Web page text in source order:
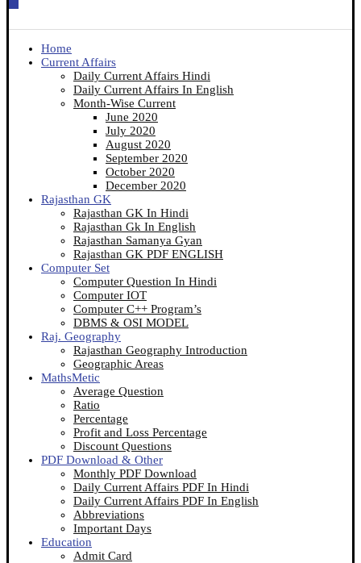
Home
Current Affairs
Daily Current Affairs Hindi
Daily Current Affairs In English
Month-Wise Current
June 2020
July 2020
August 2020
September 2020
October 2020
December 2020
Rajasthan GK
Rajasthan GK In Hindi
Rajasthan Gk In English
Rajasthan Samanya Gyan
Rajasthan GK PDF ENGLISH
Computer Set
Computer Question In Hindi
Computer IOT
Computer C++ Program’s
DBMS & OSI MODEL
Raj. Geography
Rajasthan Geography Introduction
Geographic Areas
MathsMetic
Average Question
Ratio
Percentage
Profit and Loss Percentage
Discount Questions
PDF Download & Other
Monthly PDF Download
Daily Current Affairs PDF In Hindi
Daily Current Affairs PDF In English
Abbreviations
Important Days
Education
Admit Card